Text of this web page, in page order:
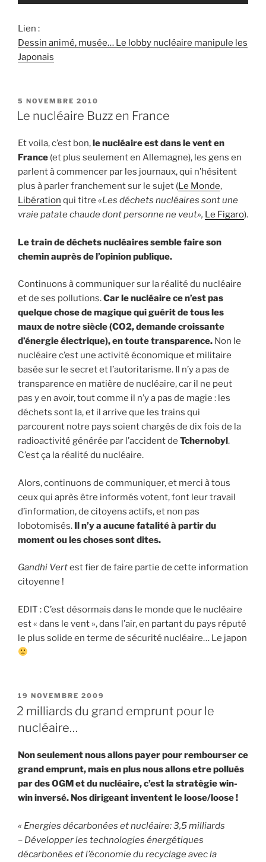
Lien :
Dessin animé, musée… Le lobby nucléaire manipule les
Japonais
PUBLIÉ
LE
5 NOVEMBRE 2010
Le nucléaire Buzz en France
Et voila, c’est bon,le nucléaire est dans le vent en
France (et plus seulement en Allemagne), les gens en
parlent à commencer par les journaux, qui n’hésitent
plus à parler franchement sur le sujet (Le Monde,
Libération qui titre «Les déchets nucléaires sont une
vraie patate chaude dont personne ne veut», Le Figaro).
Le train de déchets nucléaires semble faire son
chemin auprès de l’opinion publique.
Continuons à communiquer sur la réalité du nucléaire
et de ses pollutions.Car le nucléaire ce n’est pas
quelque chose de magique qui guérit de tous les
maux de notre siècle (CO2, demande croissante
d’énergie électrique), en toute transparence. Non le
nucléaire c’est une activité économique et militaire
basée sur le secret et l’autoritarisme. Il n’y a pas de
transparence en matière de nucléaire, car il ne peut
pas y en avoir, tout comme il n’y a pas de magie : les
déchets sont la, et il arrive que les trains qui
parcourent notre pays soient chargés de dix fois de la
radioactivité générée par l’accident de Tchernobyl.
C’est ça la réalité du nucléaire.
Alors, continuons de communiquer, et merci à tous
ceux qui après être informés votent, font leur travail
d’information, de citoyens actifs, et non pas
lobotomisés. Il n’y a aucune fatalité à partir du
moment ou les choses sont dites.
Gandhi Vertest fier de faire partie de cette information
citoyenne !
EDIT : C’est désormais dans le monde que le nucléaire
est « dans le vent », dans l’air, en partant du pays réputé
le plus solide en terme de sécurité nucléaire… Le japon
PUBLIÉ
LE
19 NOVEMBRE 2009
2 milliards du grand emprunt pour le
nucléaire…
Non seulement nous allons payer pour rembourser ce
grand emprunt, mais en plus nous allons etre pollués
par des OGM et du nucléaire, c’est la stratègie win-
win inversé. Nos dirigeant inventent le loose/loose !
« Energies décarbonées et nucléaire: 3,5 milliards
– Développer les technologies énergétiques
décarbonées et l’économie du recyclage avec la